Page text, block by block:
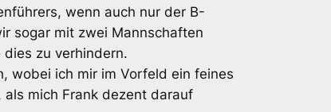
wenn auch nur der B-
sogar mit zwei Mannschaften
zu verhindern.
wobei ich mir im Vorfeld ein feines
mich Frank dezent darauf